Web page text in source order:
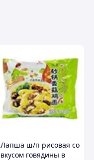
Лапша ш/п рисовая со
вкусом говядины в